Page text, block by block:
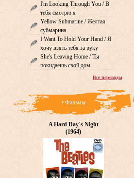
I'm Looking Through You / В
тебя смотрю я
Yellow Submarine / Желтая
субмарина
I Want To Hold Your Hand / Я
хочу взять тебя за руку
She's Leaving Home / Ты
покидаешь свой дом
Все переводы
• Фильмы
A Hard Day`s Night
(1964)